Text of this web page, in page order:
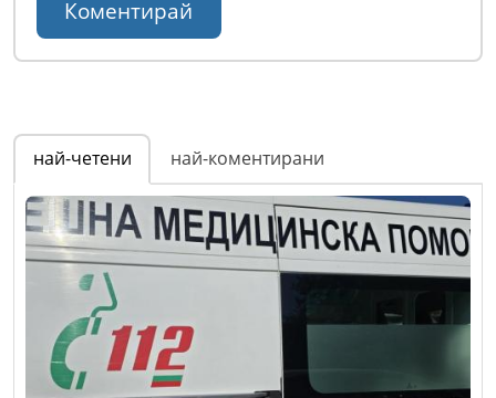
най-четени най-коментирани